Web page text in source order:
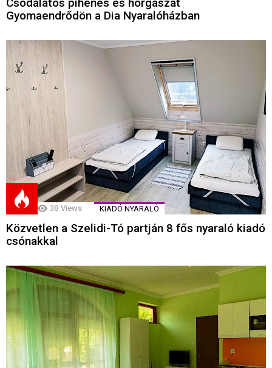
Gyomaendrődön a Dia Nyaralóházban
38 Views KIADÓ NYARALÓ
Közvetlen a Szelidi-Tó partján 8 fős nyaraló kiadó
csónakkal